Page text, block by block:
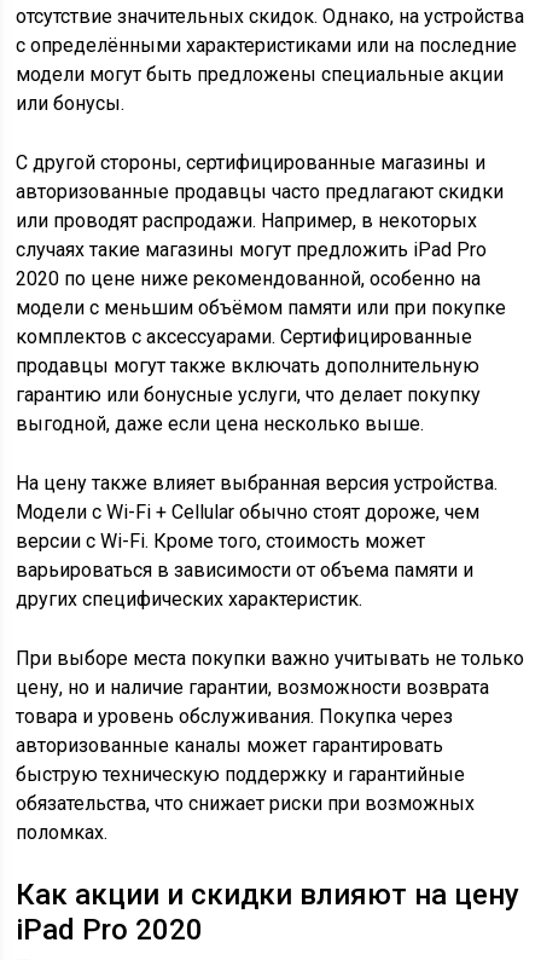
отсутствие значительных скидок. Однако, на устройства
с определёнными характеристиками или на последние
модели могут быть предложены специальные акции
или бонусы.
С другой стороны, сертифицированные магазины и
авторизованные продавцы часто предлагают скидки
или проводят распродажи. Например, в некоторых
случаях такие магазины могут предложить iPad Pro
2020 по цене ниже рекомендованной, особенно на
модели с меньшим объёмом памяти или при покупке
комплектов с аксессуарами. Сертифицированные
продавцы могут также включать дополнительную
гарантию или бонусные услуги, что делает покупку
выгодной, даже если цена несколько выше.
На цену также влияет выбранная версия устройства.
Модели с Wi-Fi + Cellular обычно стоят дороже, чем
версии с Wi-Fi. Кроме того, стоимость может
варьироваться в зависимости от объема памяти и
других специфических характеристик.
При выборе места покупки важно учитывать не только
цену, но и наличие гарантии, возможности возврата
товара и уровень обслуживания. Покупка через
авторизованные каналы может гарантировать
быструю техническую поддержку и гарантийные
обязательства, что снижает риски при возможных
поломках.
Как акции и скидки влияют на цену
iPad Pro 2020